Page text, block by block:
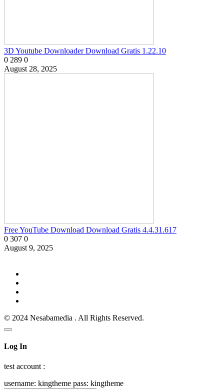
3D Youtube Downloader Download Gratis 1.22.10
0 289 0
August 28, 2025
Free YouTube Download Download Gratis 4.4.31.617
0 307 0
August 9, 2025
© 2024 Nesabamedia . All Rights Reserved.
Log In
test account :
username: kingtheme pass: kingtheme